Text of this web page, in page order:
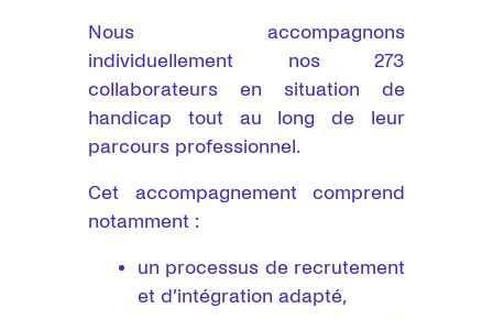
Nous accompagnons
individuellement nos 273
collaborateurs en situation de
handicap tout au long de leur
parcours professionnel.
Cet accompagnement comprend
notamment :
un processus de recrutement
et d’intégration adapté,